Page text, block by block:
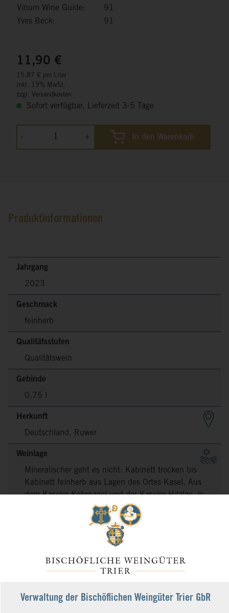
Vinum Wine Guide:
91
Yves Beck:
91
11,90 €
15,87 € pro Liter
inkl. 19% MwSt.
zzgl. Versandkosten
Sofort verfügbar, Lieferzeit 3-5 Tage
- + In den Warenkorb
Produktinformationen
Jahrgang
2023
Geschmack
feinherb
Qualitätsstufen
Qualitätswein
Gebinde
0,75 l
Herkunft
Deutschland, Ruwer
Weinlage
Mineralischer geht es nicht: Kabinett trocken bis
Kabinett feinherb aus Lagen des Ortes Kasel. Aus
dem Kaseler Kehrnagel und der Kaseler Hitzlay, je
nach Jahrgang mit etwas Untersützung aus dem
Kaseler Nies`chen, erzeugen wir in Kasel die
elegantesten Rieslingweine mit Schiefercharakter
Weinbau
heute sehr viel Handarbeit von Menschen mit
Verwaltung der Bischöflichen Weingüter Trier GbR